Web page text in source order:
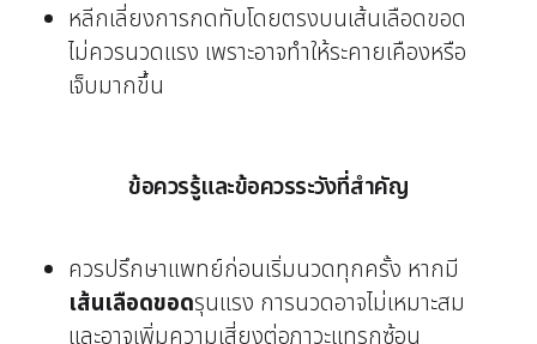
หลีกเลี่ยงการกดทับโดยตรงบนเส้นเลือดขอด
ไม่ควรนวดแรง เพราะอาจทำให้ระคายเคืองหรือ
เจ็บมากขึ้น
ข้อควรรู้และข้อควรระวังที่สำคัญ
ควรปรึกษาแพทย์ก่อนเริ่มนวดทุกครั้ง หากมี
เส้นเลือดขอดรุนแรง การนวดอาจไม่เหมาะสม
และอาจเพิ่มความเสี่ยงต่อภาวะแทรกซ้อน